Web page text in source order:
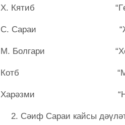
Х. Кятиб
С. Сараи
М. Болгари
Котб
Харәзми
Сәиф Сараи кайсы